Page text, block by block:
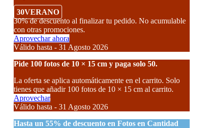
30VERANO
30% de descuento al finalizar tu pedido. No acumulable
con otras promociones.
Aprovechar ahora
Válido hasta - 31 Agosto 2026
Pide 100 fotos de 10 × 15 cm y paga solo 50.
La oferta se aplica automáticamente en el carrito. Solo
tienes que añadir 100 fotos de 10 × 15 cm al carrito.
Aprovechar
Válido hasta - 31 Agosto 2026
Hasta un 55% de descuento en Fotos en Cantidad